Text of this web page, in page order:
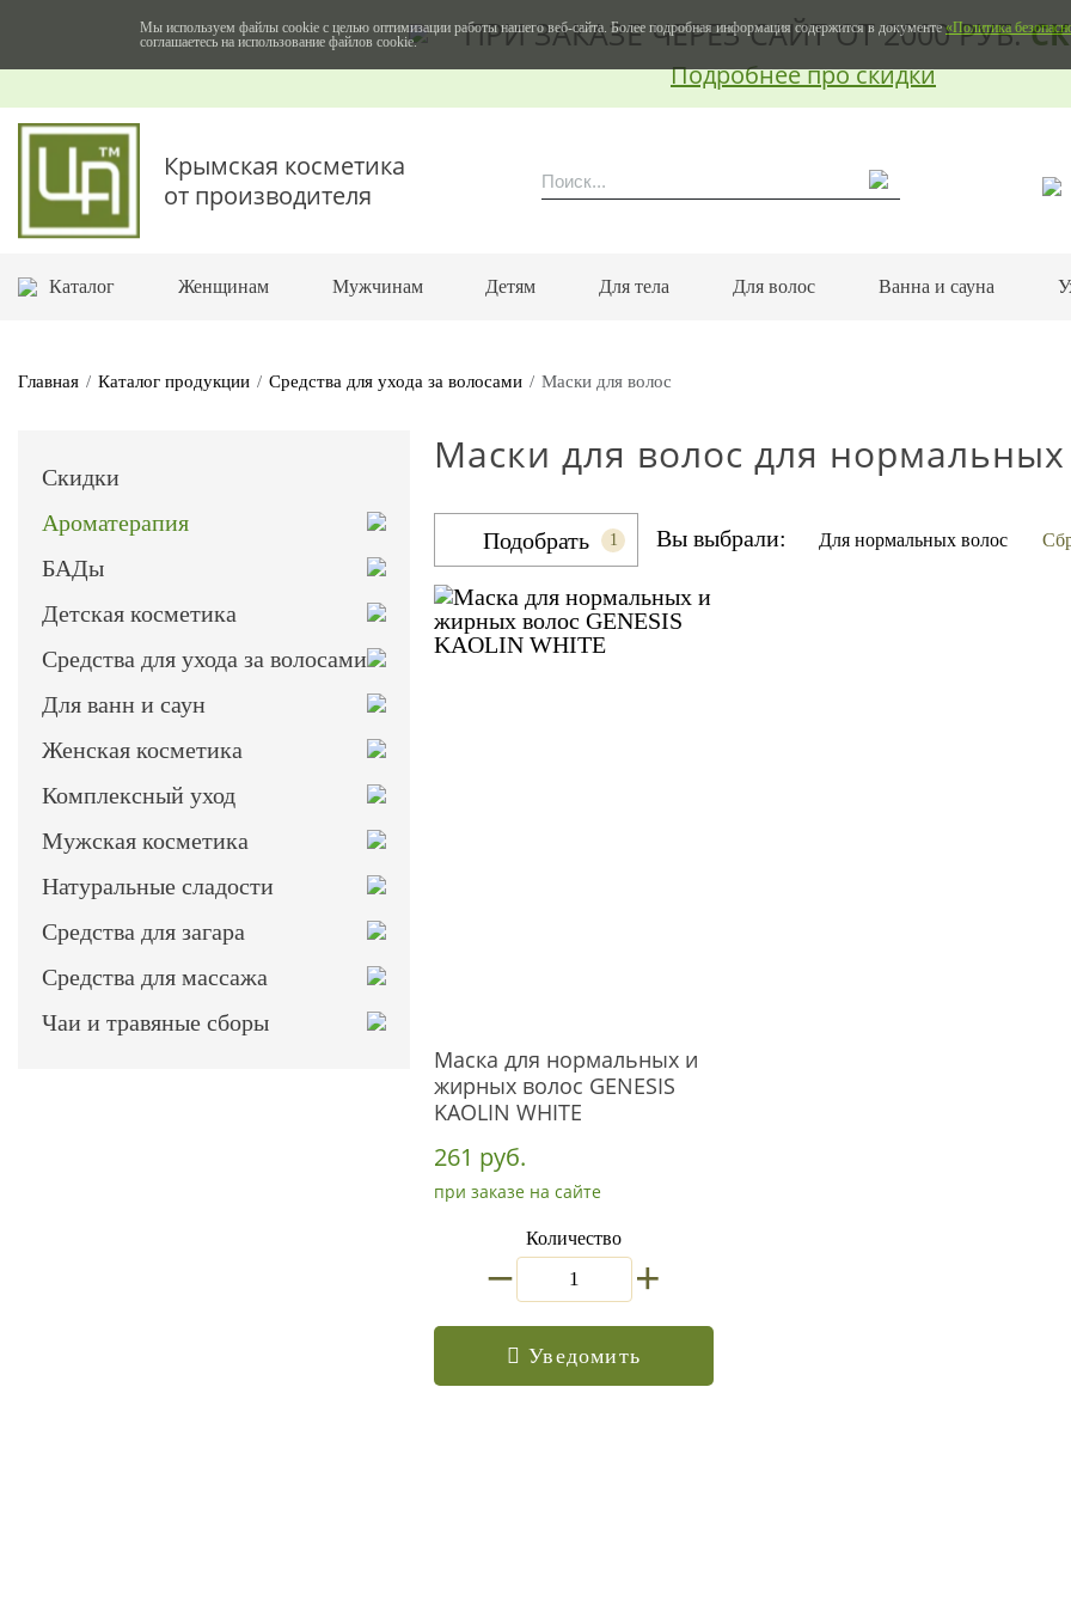
ПРИ ЗАКАЗЕ ЧЕРЕЗ САЙТ ОТ 2000 РУБ.
Подробнее про скидки
Крымская косметика
от производителя
Каталог Женщинам Мужчинам Детям Для тела Для волос Ванна и сауна
Главная Каталог продукции Средства для ухода за волосами Маски для волос
Скидки
Ароматерапия
БАДы
Детская косметика
Средства для ухода за волосами
Для ванн и саун
Женская косметика
Комплексный уход
Мужская косметика
Натуральные сладости
Средства для загара
Средства для массажа
Чаи и травяные сборы
Маски для волос для нормальных
Подобрать 1 Вы выбрали: Для нормальных волос
Маска для нормальных и
жирных волос GENESIS
KAOLIN WHITE
261 руб.
при заказе на сайте
Количество
+
Уведомить
Мы используем файлы cookie с целью оптимизации работы нашего веб-сайта. Более подробная информация содержится в документе«Политика
соглашаетесь на использование файлов cookie.